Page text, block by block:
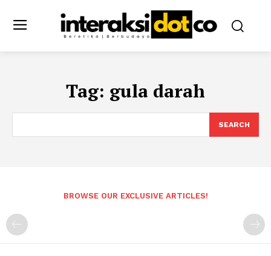
Tag: gula darah
SEARCH
BROWSE OUR EXCLUSIVE ARTICLES!